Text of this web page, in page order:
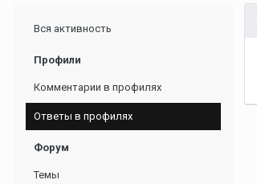
Вся активность
Профили
Комментарии в профилях
Ответы в профилях
Форум
Темы